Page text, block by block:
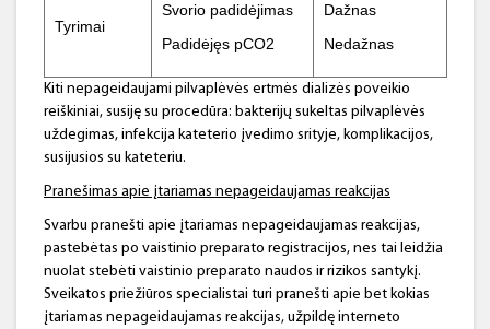
Tyrimai
Svorio padidėjimas
Padidėjęs pCO2
Dažnas
Nedažnas
Kiti nepageidaujami pilvaplėvės ertmės dializės poveikio
reiškiniai, susiję su procedūra: bakterijų sukeltas pilvaplėvės
uždegimas, infekcija kateterio įvedimo srityje, komplikacijos,
susijusios su kateteriu.
Pranešimas apie įtariamas nepageidaujamas reakcijas
Svarbu pranešti apie įtariamas nepageidaujamas reakcijas,
pastebėtas po vaistinio preparato registracijos, nes tai leidžia
nuolat stebėti vaistinio preparato naudos ir rizikos santykį.
Sveikatos priežiūros specialistai turi pranešti apie bet kokias
įtariamas nepageidaujamas reakcijas, užpildę interneto